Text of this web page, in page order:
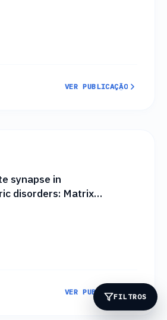
FILTROS
VER PUBLICAÇÃO
synapse in
disorders: Matrix
and rational drug
VER PUBLICAÇÃO
VER PUBLICAÇÃO